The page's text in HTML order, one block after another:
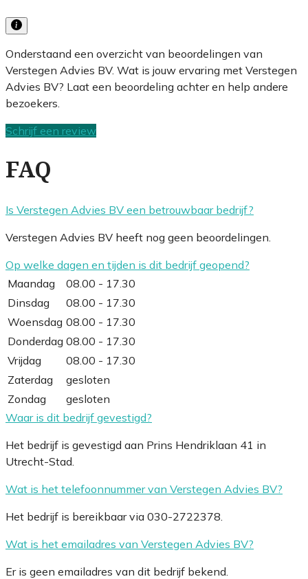
Onderstaand een overzicht van beoordelingen van
Verstegen Advies BV. Wat is jouw ervaring met Verstegen
Advies BV? Laat een beoordeling achter en help andere
bezoekers.
Schrijf een review
FAQ
Is Verstegen Advies BV een betrouwbaar bedrijf?
Verstegen Advies BV heeft nog geen beoordelingen.
Op welke dagen en tijden is dit bedrijf geopend?
Maandag
08.00 - 17.30
Dinsdag
08.00 - 17.30
Woensdag 08.00 - 17.30
Donderdag 08.00 - 17.30
Vrijdag
08.00 - 17.30
Zaterdag
gesloten
Zondag
gesloten
Waar is dit bedrijf gevestigd?
Het bedrijf is gevestigd aan Prins Hendriklaan 41 in
Utrecht-Stad.
Wat is het telefoonnummer van Verstegen Advies BV?
Het bedrijf is bereikbaar via 030-2722378.
Wat is het emailadres van Verstegen Advies BV?
Er is geen emailadres van dit bedrijf bekend.